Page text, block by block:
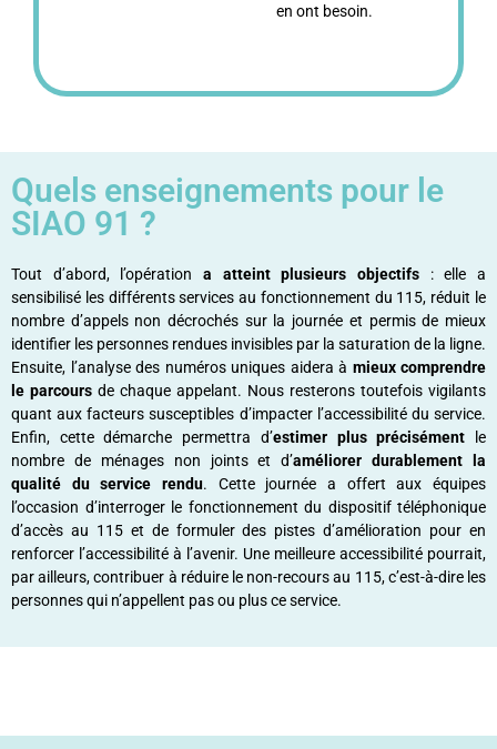
en ont besoin.
Quels enseignements pour le
SIAO 91 ?
Tout d’abord, l’opération a atteint plusieurs objectifs : elle a
sensibilisé les différents services au fonctionnement du 115, réduit le
nombre d’appels non décrochés sur la journée et permis de mieux
identifier les personnes rendues invisibles par la saturation de la ligne.
Ensuite, l’analyse des numéros uniques aidera à mieux comprendre
le parcours de chaque appelant. Nous resterons toutefois vigilants
quant aux facteurs susceptibles d’impacter l’accessibilité du service.
Enfin, cette démarche permettra d’estimer plus précisément le
nombre de ménages non joints et d’améliorer durablement la
qualité du service rendu. Cette journée a offert aux équipes
l’occasion d’interroger le fonctionnement du dispositif téléphonique
d’accès au 115 et de formuler des pistes d’amélioration pour en
renforcer l’accessibilité à l’avenir. Une meilleure accessibilité pourrait,
par ailleurs, contribuer à réduire le non-recours au 115, c’est-à-dire les
personnes qui n’appellent pas ou plus ce service.